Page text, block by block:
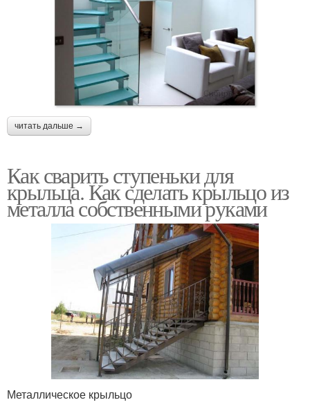
читать дальше →
Как сварить ступеньки для
крыльца. Как сделать крыльцо из
металла собственными руками
Металлическое крыльцо